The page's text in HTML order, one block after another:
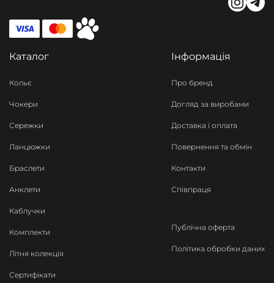
Каталог
Кольє
Чокери
Сережки
Ланцюжки
Браслети
Анклети
Каблучки
Комплекти
Літня колекція
Сертифікати
Інформація
Про бренд
Догляд за виробами
Доставка і оплата
Повернення та обмін
Контакти
Співпраця
Публічна оферта
Політика обробки даних